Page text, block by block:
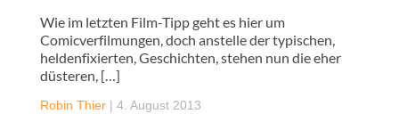
Wie im letzten Film-Tipp geht es hier um
Comicverfilmungen, doch anstelle der typischen,
heldenfixierten, Geschichten, stehen nun die eher
düsteren, […]
Robin Thier | 4. August 2013